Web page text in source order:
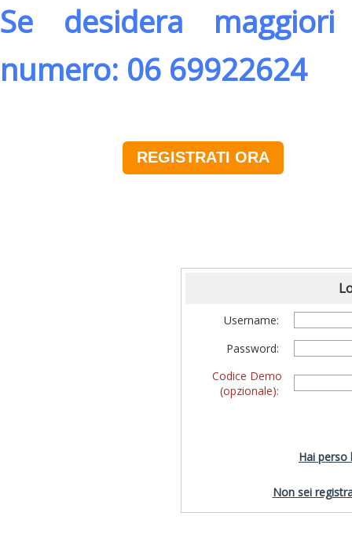
Se desidera
numero: 06 69922624
REGISTRATI ORA
Username:
Password:
Codice Demo
(opzionale):
Hai perso
Non sei